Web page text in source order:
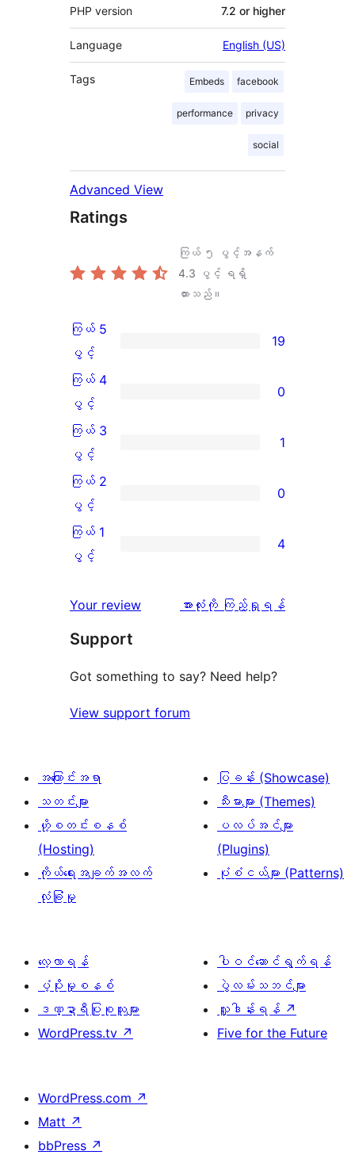
PHP version 7.2 or higher
Language English (US)
Tags Embeds facebook
performance privacy
social
Advanced View
Ratings
ကြယ် ၅ ပွင့်အနက်
4.3 ပွင့် ရရှိ
ထားသည်။
ကြယ်
5
ပွင့်
အဆင့်
သုံးသပ်
ကြယ် 5
ပွင့်
19
ကြယ်
4
ပွင့်
အဆင့်
သုံးသပ်
ကြယ် 4
ပွင့်
0
ကြယ်
3
ပွင့်
အဆင့်
သုံးသပ်
ကြယ် 3
ပွင့်
1
ကြယ်
2
ပွင့်
သုံးသပ်
0
စောင်
ကြယ် 2
ပွင့်
0
ကြယ်
ပွင့်
သုံးသပ်
ချက်
စောင်
ကြယ် 1
ပွင့်
4
Your review
သုံးသပ်
အားလုံးကို ကြည့်ရှုရန်
Support
Got something to say? Need help?
View support forum
အကြောင်းအရာ
သတင်းများ
ဟို့စတင်းစနစ်
(Hosting)
ကိုယ်ရေးအချက်အလက်
လုံခြုံမှု
ပြခန်း (Showcase)
သီးမားများ (Themes)
ပလပ်အင်များ
(Plugins)
ပုံစံငယ်များ (Patterns)
လေ့လာရန်
ပံ့ပိုးမှုစနစ်
ဒဏ္ဍာရီပြုစုသူများ
WordPress.tv ↗
ပါဝင်ဆောင်ရွက်ရန်
ပွဲလမ်းသဘင်များ
လှူဒါန်းရန် ↗
Five for the Future
WordPress.com ↗
Matt ↗
bbPress ↗